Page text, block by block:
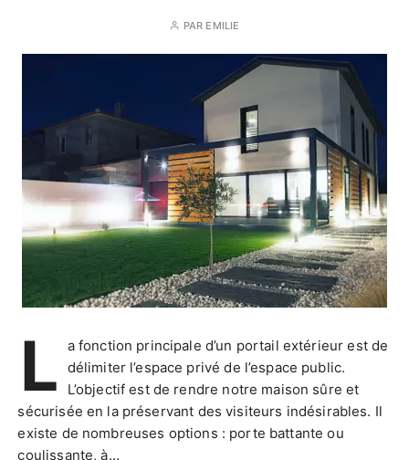
PAR EMILIE
L
a fonction principale d’un portail extérieur est de
délimiter l’espace privé de l’espace public.
L’objectif est de rendre notre maison sûre et
sécurisée en la préservant des visiteurs indésirables. Il
existe de nombreuses options : porte battante ou
coulissante, à…